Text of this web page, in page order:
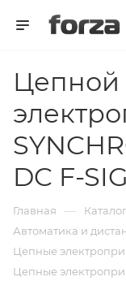
Цепной
DC F-
Главная — Каталог
Автоматика и
Цепные
Цепные